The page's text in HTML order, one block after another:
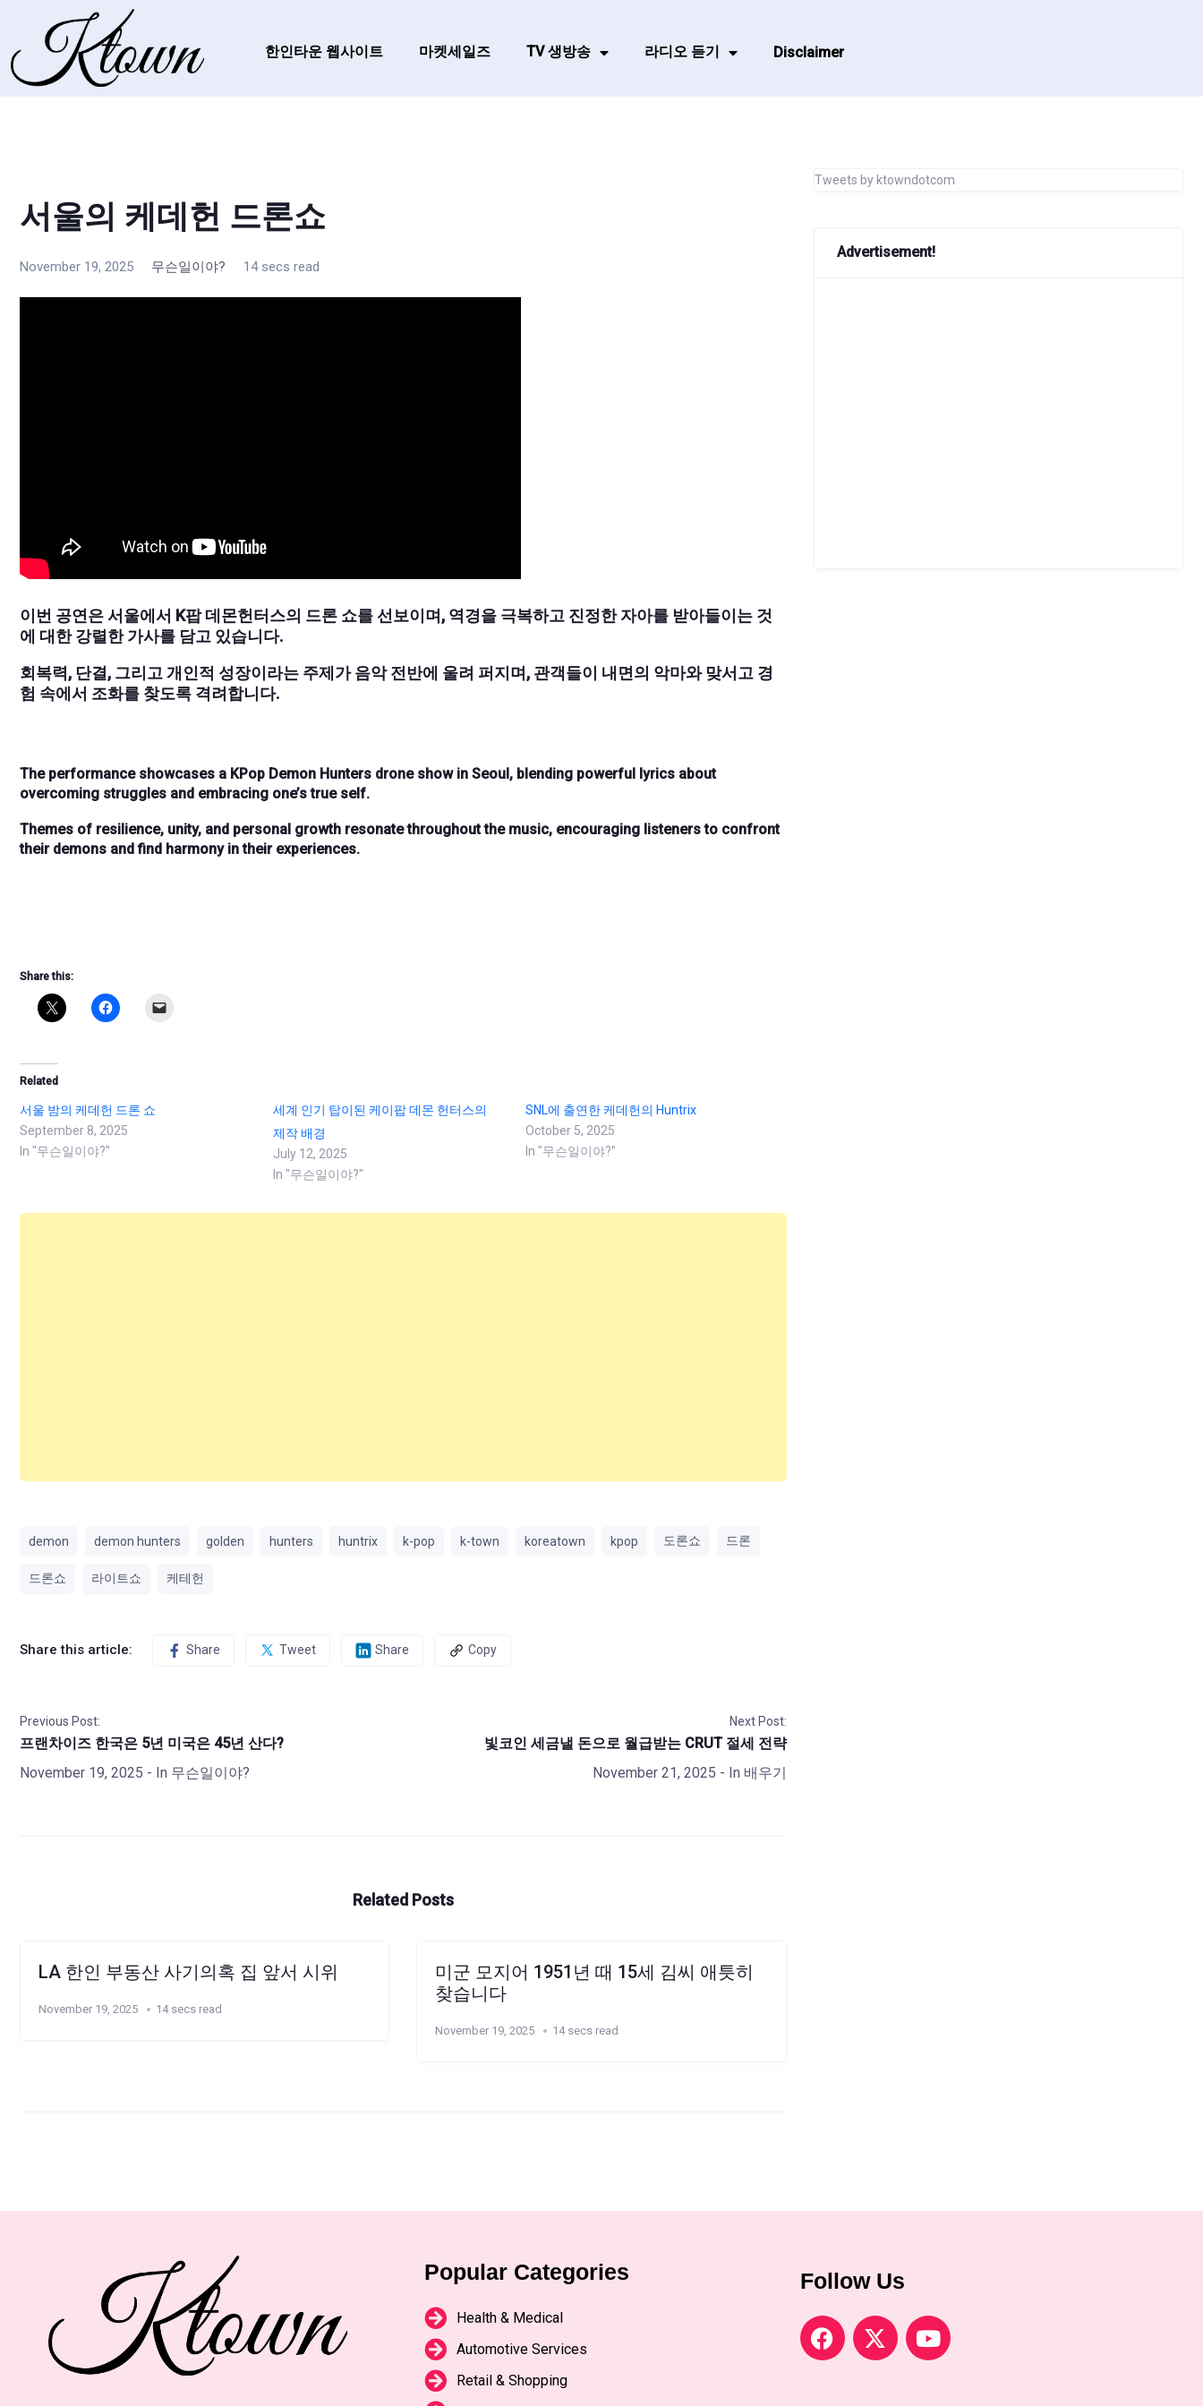
한인타운 웹사이트 마켓세일즈 TV 생방송 라디오 듣기 Disclaimer
서울의 케데헌 드론쇼
November 19, 2025 무슨일이야? 14 secs read
이번 공연은 서울에서 K팝 데몬헌터스의 드론 쇼를 선보이며, 역경을 극복하고 진정한 자아를 받아들이는 것
에 대한 강렬한 가사를 담고 있습니다.
회복력, 단결, 그리고 개인적 성장이라는 주제가 음악 전반에 울려 퍼지며, 관객들이 내면의 악마와 맞서고 경
험 속에서 조화를 찾도록 격려합니다.
The performance showcases a KPop Demon Hunters drone show in Seoul, blending powerful lyrics about
overcoming struggles and embracing one’s true self.
Themes of resilience, unity, and personal growth resonate throughout the music, encouraging listeners to confront
their demons and find harmony in their experiences.
Share this:
Related
서울 밤의 케데헌 드론 쇼
September 8, 2025
In "무슨일이야?"
세계 인기 탑이된 케이팝 데몬 헌터스의
제작 배경
July 12, 2025
In "무슨일이야?"
SNL에 출연한 케데헌의 Huntrix
October 5, 2025
In "무슨일이야?"
demon demon hunters golden hunters huntrix k-pop k-town koreatown kpop 도론쇼 드론
드론쇼 라이트쇼 케테헌
Share this article: Share Tweet Share Copy
Previous Post:
프랜차이즈 한국은 5년 미국은 45년 산다?
November 19, 2025 - In 무슨일이야?
Next Post:
빛코인 세금낼 돈으로 월급받는 CRUT 절세 전략
November 21, 2025 - In 배우기
Related Posts
LA 한인 부동산 사기의혹 집 앞서 시위
November 19, 2025 14 secs read
미군 모지어 1951년 때 15세 김씨 애틋히
찾습니다
November 19, 2025 14 secs read
Tweets by ktowndotcom
Advertisement!
Popular Categories
Health & Medical
Automotive Services
Retail & Shopping
Follow Us